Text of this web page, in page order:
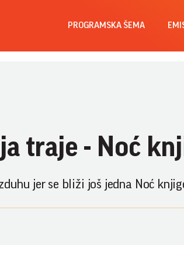
PROGRAMSKA ŠEMA
traje - Noć
jer se bliži još jedna Noć